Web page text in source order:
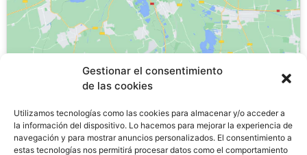
Gestionar el consentimiento
de las cookies
Utilizamos tecnologías como las cookies para almacenar y/o acceder a
la información del dispositivo. Lo hacemos para mejorar la experiencia de
navegación y para mostrar anuncios personalizados. El consentimiento a
estas tecnologías nos permitirá procesar datos como el comportamiento
¿Por qué estudiar un FP?